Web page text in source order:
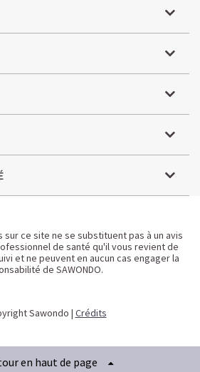
ce site ne se substituent pas à un avis
de santé qu'il vous revient de
et ne peuvent en aucun cas engager la
de SAWONDO.
Sawondo | Crédits
en haut de page